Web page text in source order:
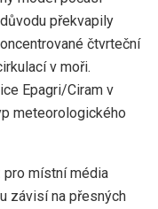
překvapily
čtvrteční
v moři.
Epagri/Ciram v
meteorologického
pro místní média
závisí na přesných